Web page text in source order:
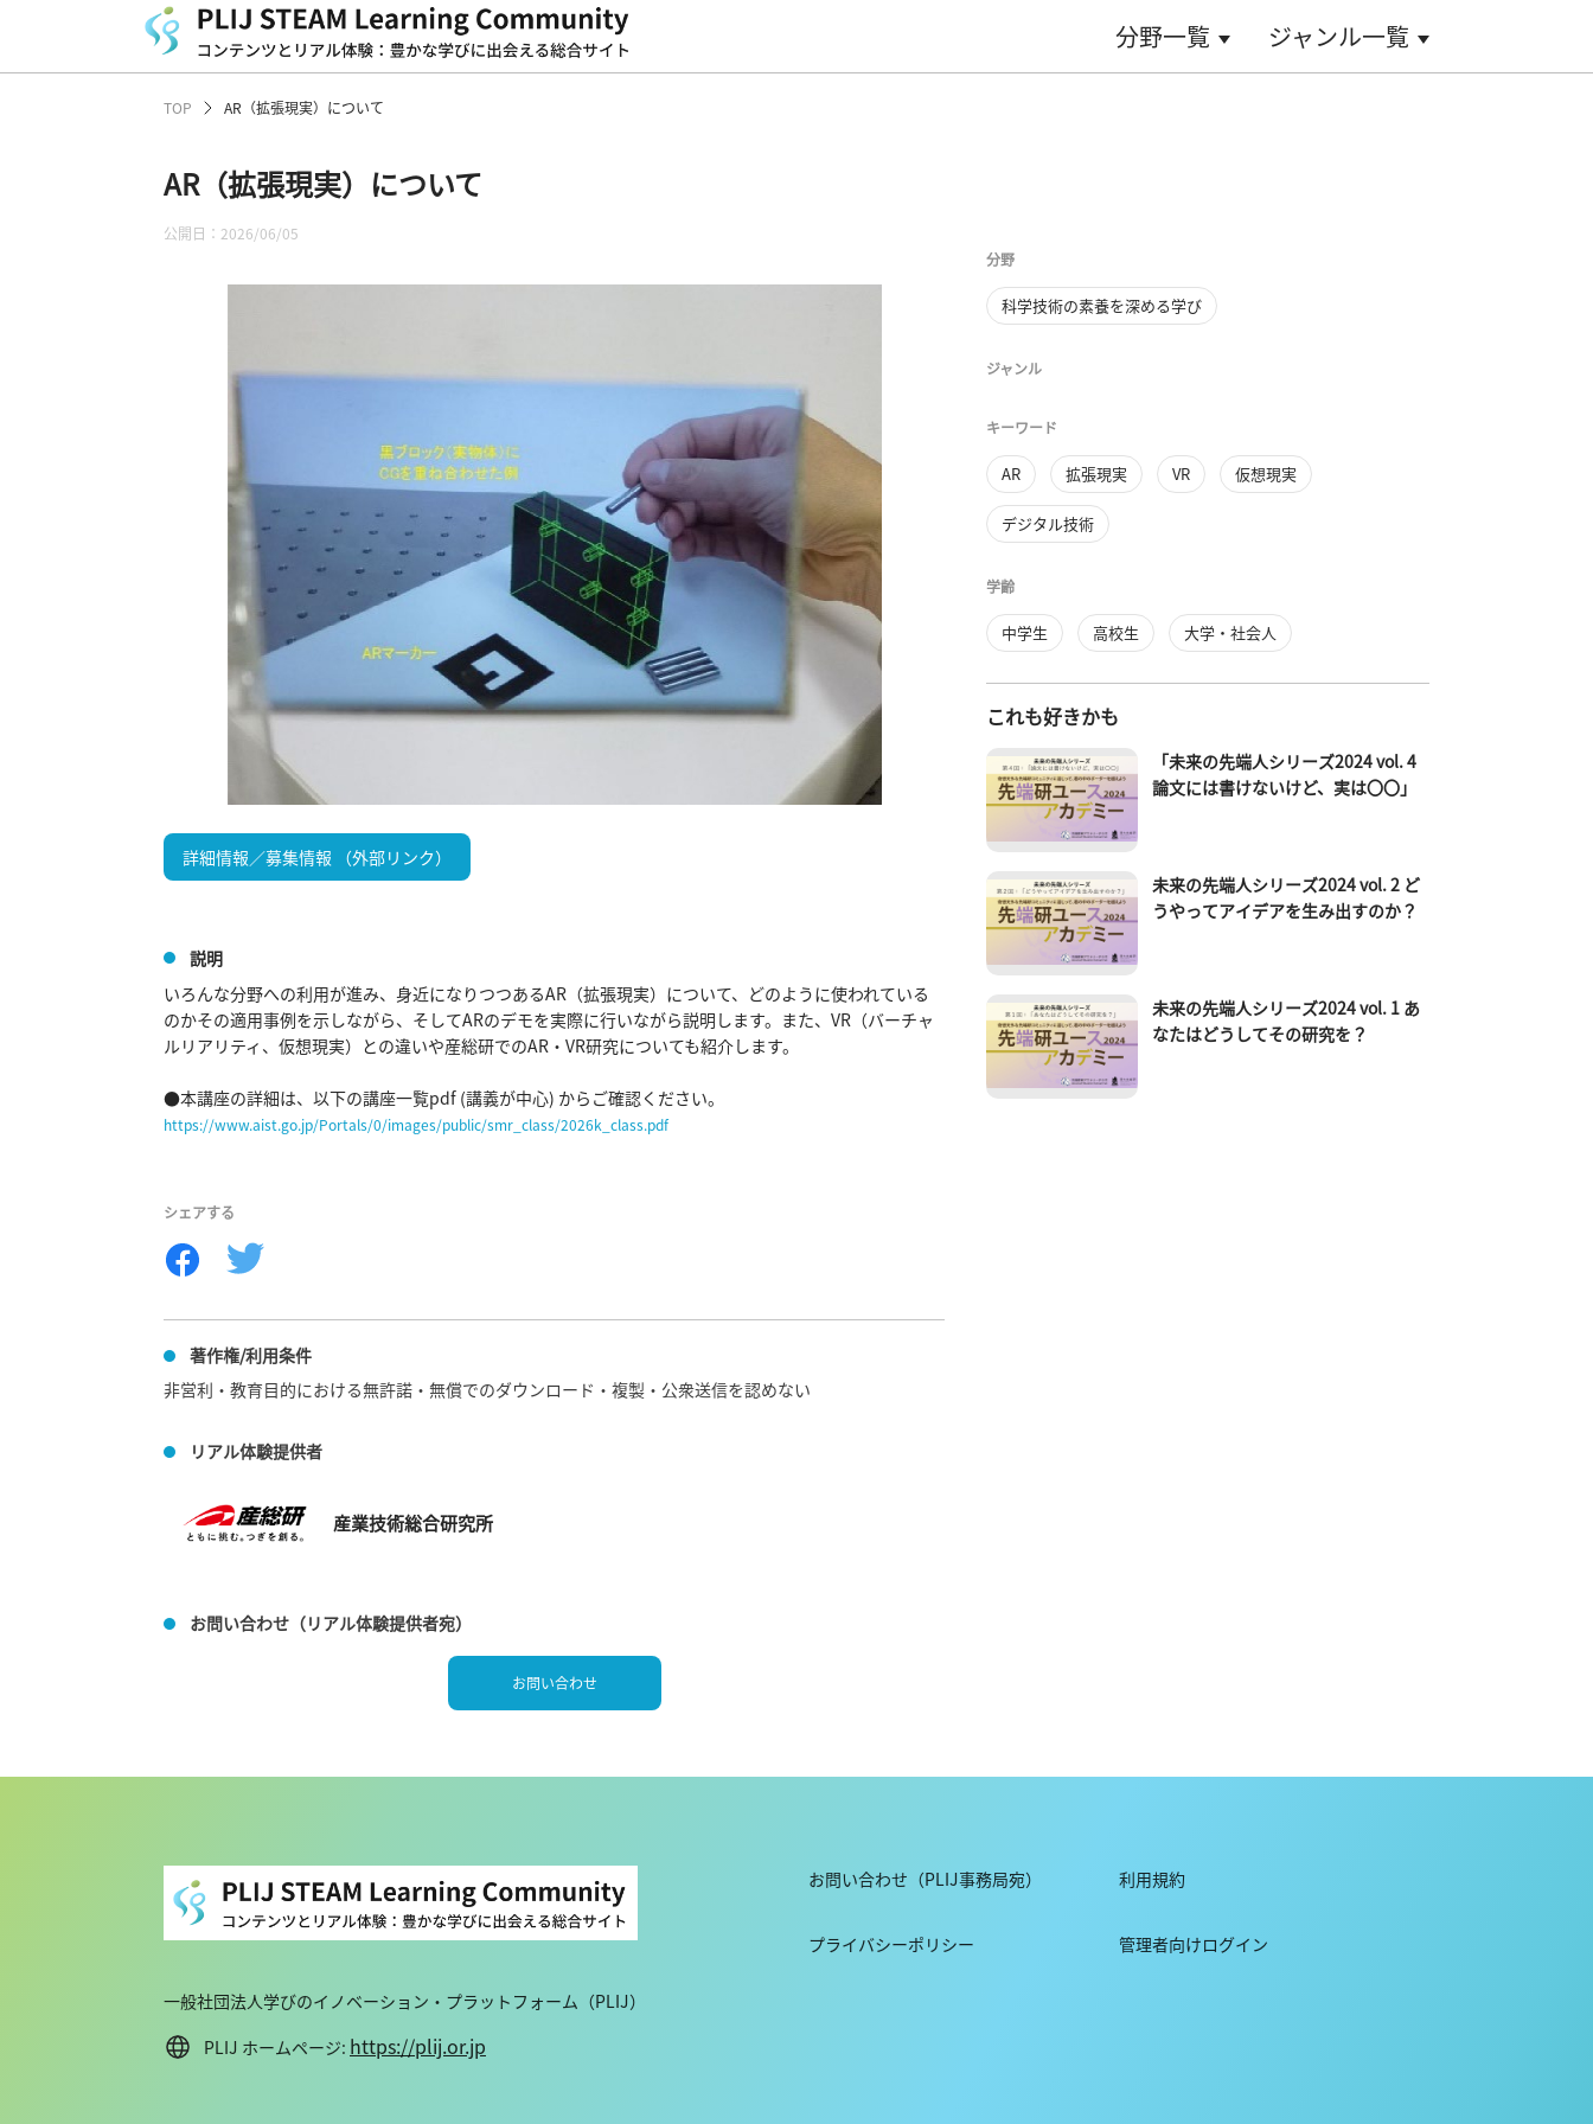
分野一覧 ジャンル一覧
TOP AR（拡張現実）について
AR（拡張現実）について
公開日：2026/06/05
詳細情報／募集情報 （外部リンク）
説明
いろんな分野への利用が進み、身近になりつつあるAR（拡張現実）について、どのように使われている
のかその適用事例を示しながら、そしてARのデモを実際に行いながら説明します。また、VR（バーチャ
ルリアリティ、仮想現実）との違いや産総研でのAR・VR研究についても紹介します。
https://www.aist.go.jp/Portals/0/images/public/smr_class/2026k_class.pdf
シェアする
著作権/利用条件
非営利・教育目的における無許諾・無償でのダウンロード・複製・公衆送信を認めない
リアル体験提供者
産業技術総合研究所
お問い合わせ（リアル体験提供者宛）
お問い合わせ
分野
科学技術の素養を深める学び
ジャンル
キーワード
AR 拡張現実 VR 仮想現実
デジタル技術
学齢
中学生 高校生 大学・社会人
これも好きかも
「未来の先端人シリーズ2024 vol. 4
論文には書けないけど、実は〇〇」
未来の先端人シリーズ2024 vol. 2 ど
うやってアイデアを生み出すのか？
未来の先端人シリーズ2024 vol. 1 あ
なたはどうしてその研究を？
一般社団法人学びのイノベーション・プラットフォーム（PLIJ）
PLIJ ホームページ: https://plij.or.jp
お問い合わせ（PLIJ事務局宛） 利用規約
プライバシーポリシー 管理者向けログイン